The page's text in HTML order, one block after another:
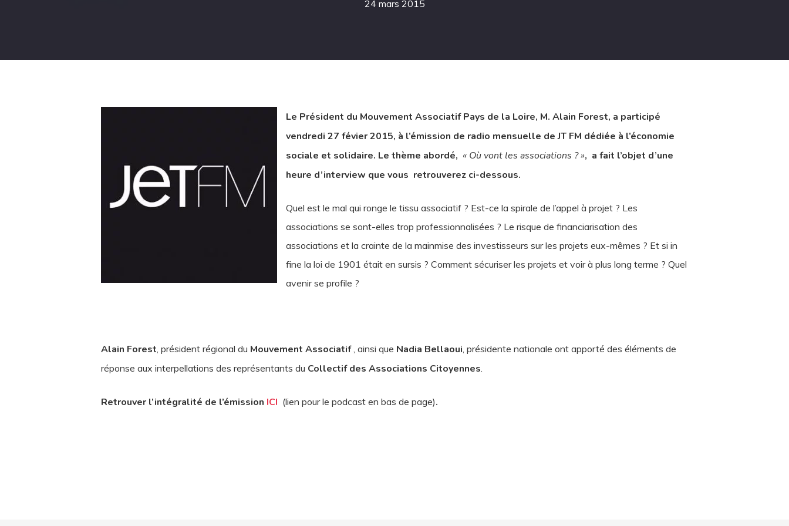
24 mars 2015
Le Président du Mouvement Associatif Pays de la Loire, M. Alain Forest, a participé
vendredi 27 févier 2015, à l’émission de radio mensuelle de JT FM dédiée à l’économie
sociale et solidaire. Le thème abordé, « Où vont les associations ? », a fait l’objet d’une
heure d’interview que vous retrouverez ci-dessous.
Quel est le mal qui ronge le tissu associatif ? Est-ce la spirale de l’appel à projet ? Les
associations se sont-elles trop professionnalisées ? Le risque de financiarisation des
associations et la crainte de la mainmise des investisseurs sur les projets eux-mêmes ? Et si in
fine la loi de 1901 était en sursis ? Comment sécuriser les projets et voir à plus long terme ? Quel
avenir se profile ?
Alain Forest, président régional du Mouvement Associatif, ainsi que Nadia Bellaoui, présidente nationale ont apporté des éléments de
réponse aux interpellations des représentants du Collectif des Associations Citoyennes.
Retrouver l’intégralité de l’émission ICI (lien pour le podcast en bas de page).